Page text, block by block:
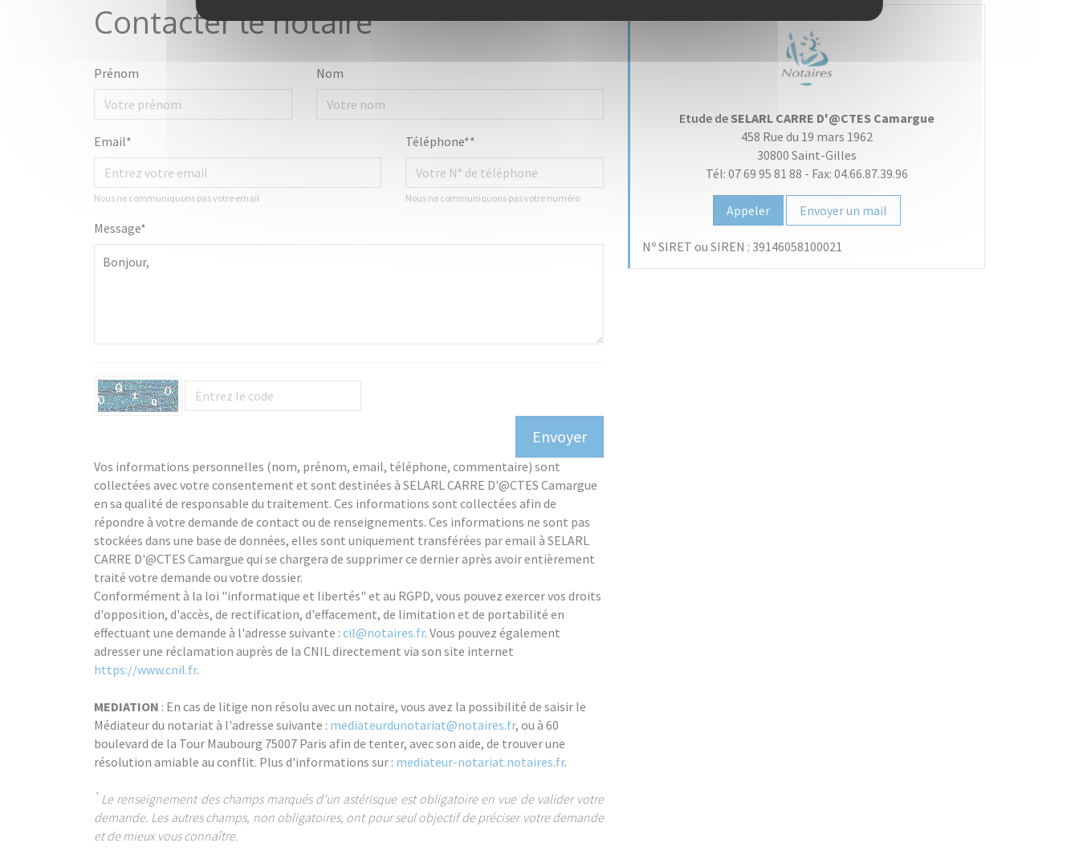
Contacter le notaire
Prénom Nom
Email*
Nous ne communiquons pas votre email
Téléphone**
Nous ne communiquons pas votre numéro
Message*
Vos informations personnelles (nom, prénom, email, téléphone, commentaire) sont
collectées avec votre consentement et sont destinées à SELARL CARRE D'@CTES Camargue
en sa qualité de responsable du traitement. Ces informations sont collectées afin de
répondre à votre demande de contact ou de renseignements. Ces informations ne sont pas
stockées dans une base de données, elles sont uniquement transférées par email à SELARL
CARRE D'@CTES Camargue qui se chargera de supprimer ce dernier après avoir entièrement
traité votre demande ou votre dossier.
Conformément à la loi "informatique et libertés" et au RGPD, vous pouvez exercer vos droits
d'opposition, d'accès, de rectification, d'effacement, de limitation et de portabilité en
effectuant une demande à l'adresse suivante : cil@notaires.fr. Vous pouvez également
adresser une réclamation auprès de la CNIL directement via son site internet
https://www.cnil.fr.
MEDIATION : En cas de litige non résolu avec un notaire, vous avez la possibilité de saisir le
Médiateur du notariat à l'adresse suivante : mediateurdunotariat@notaires.fr, ou à 60
boulevard de la Tour Maubourg 75007 Paris afin de tenter, avec son aide, de trouver une
résolution amiable au conflit. Plus d'informations sur : mediateur-notariat.notaires.fr.
* Le renseignement des champs marqués d'un astérisque est obligatoire en vue de valider votre
demande. Les autres champs, non obligatoires, ont pour seul objectif de préciser votre demande
et de mieux vous connaître.
Etude de SELARL CARRE D'@CTES Camargue
458 Rue du 19 mars 1962
30800 Saint-Gilles
Tél: 07 69 95 81 88 - Fax: 04.66.87.39.96
Appeler Envoyer un mail
Nº SIRET ou SIREN : 39146058100021